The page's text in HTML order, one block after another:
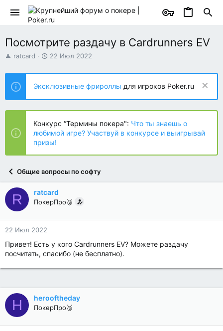
Посмотрите раздачу в Сardrunners EV
А
т
о
р
т
е
ы
ratcard
Д
т
н
а
ч
л
а
22 Июл 2022
Эксклюзивные фрироллы для игроков Poker.ru
Конкурс “Термины покера": Что ты знаешь о
любимой игре? Участвуй в конкурсе и выигрывай
призы!
Общие вопросы по софту
R ratcard
ПокерПро🥈
22 Июл 2022
Привет! Есть у кого Cardrunners EV? Можете раздачу
посчитать, спасибо (не бесплатно).
H herooftheday
ПокерПро🥈